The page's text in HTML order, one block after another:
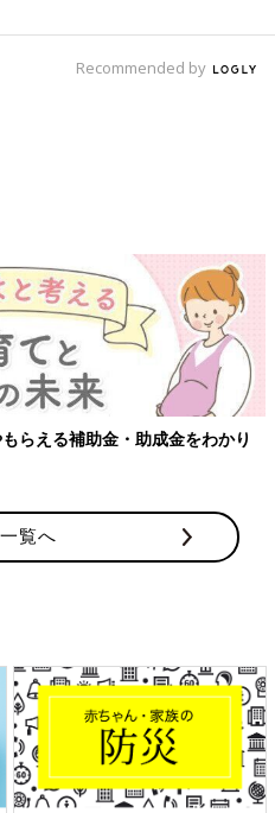
Recommended by
らえる補助金・助成金をわかり
覧へ